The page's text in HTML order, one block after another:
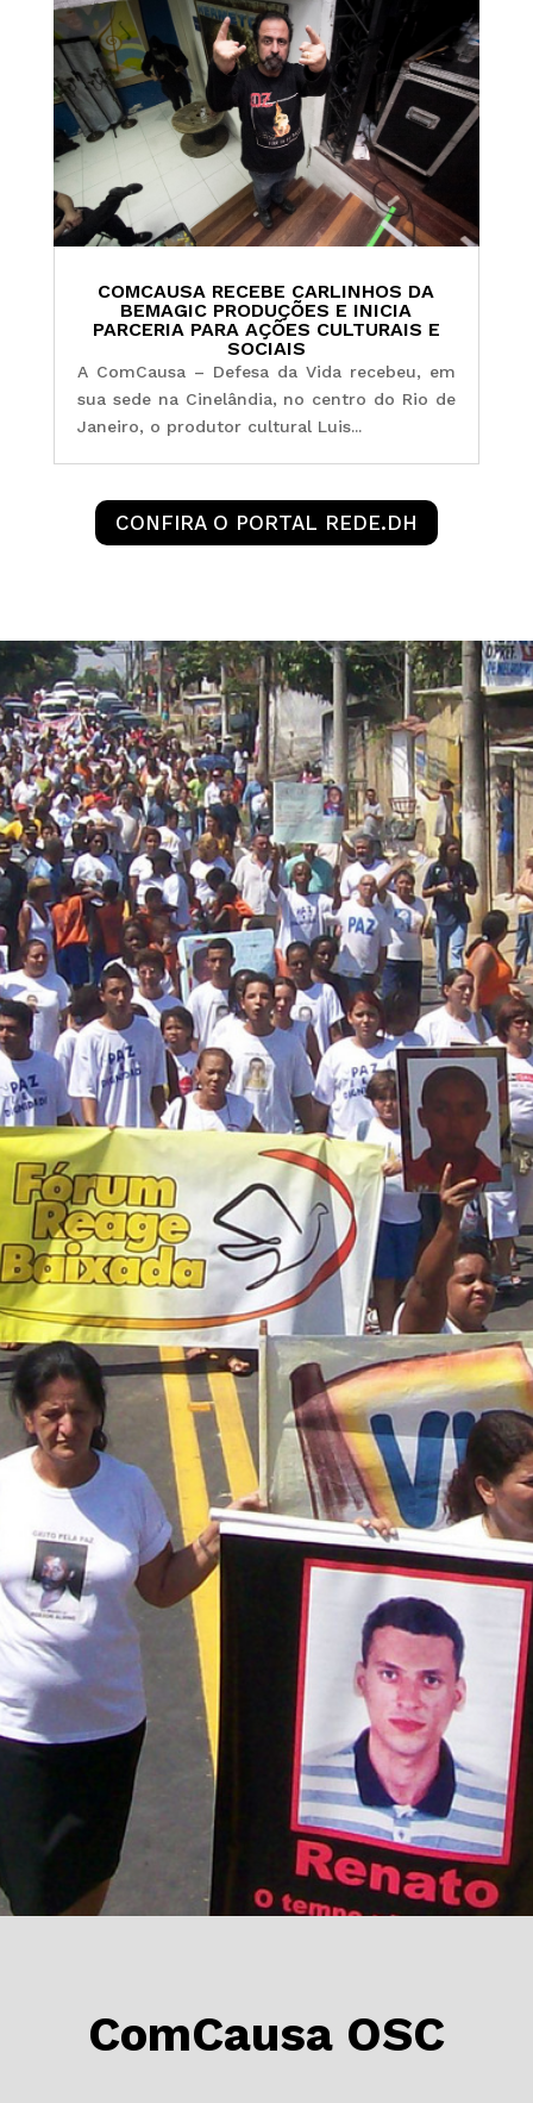
COMCAUSA RECEBE CARLINHOS DA
BEMAGIC PRODUÇÕES E INICIA
PARCERIA PARA AÇÕES CULTURAIS E
SOCIAIS
A ComCausa – Defesa da Vida recebeu, em
sua sede na Cinelândia, no centro do Rio de
Janeiro, o produtor cultural Luis...
CONFIRA O PORTAL REDE.DH
ComCausa OSC